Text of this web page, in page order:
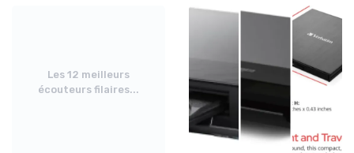
Les 12 meilleurs
écouteurs filaires...